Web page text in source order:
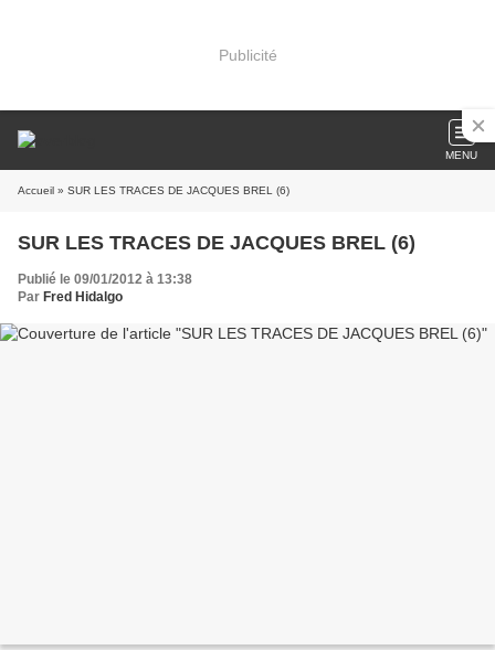
Publicité
MENU
Accueil » SUR LES TRACES DE JACQUES BREL (6)
SUR LES TRACES DE JACQUES BREL (6)
Publié le 09/01/2012 à 13:38
Par Fred Hidalgo